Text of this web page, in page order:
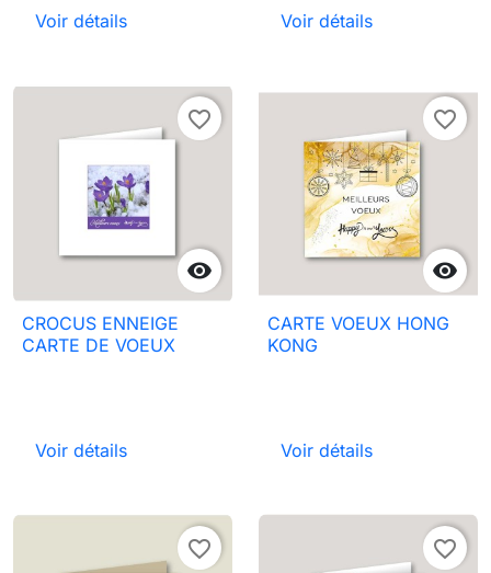
Voir détails Voir détails

favorite_border
CROCUS ENNEIGE
CARTE DE VOEUX
Voir détails

favorite_border
CARTE VOEUX HONG
KONG
Voir détails
favorite_border favorite_border